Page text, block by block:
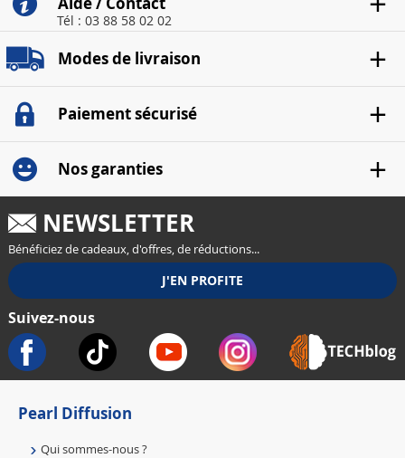
Tél : 03 88 58 02 02
Modes de livraison
Paiement sécurisé
Nos garanties
NEWSLETTER
Bénéficiez de cadeaux, d'offres, de réductions...
Suivez-nous
Pearl Diffusion
Qui sommes-nous ?